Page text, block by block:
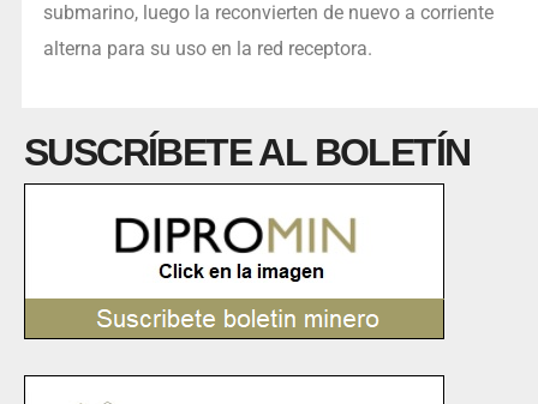
submarino, luego la reconvierten de nuevo a corriente
alterna para su uso en la red receptora.
SUSCRÍBETE AL BOLETÍN